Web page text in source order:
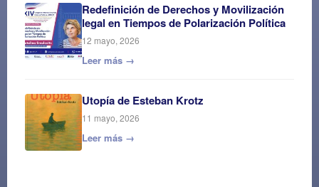
Redefinición de Derechos y Movilización
legal en Tiempos de Polarización Política
12 mayo, 2026
Leer más →
Utopía de Esteban Krotz
11 mayo, 2026
Leer más →